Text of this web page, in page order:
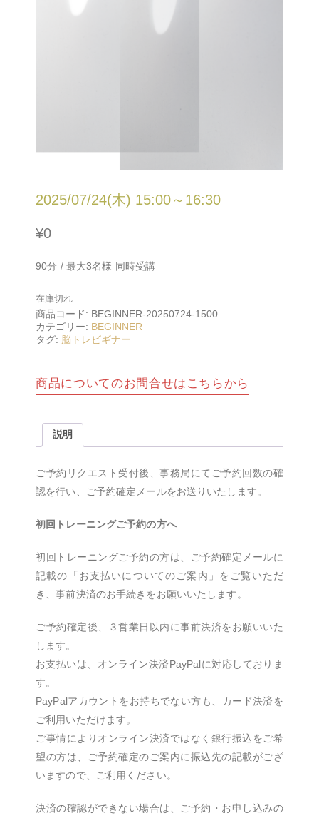
2025/07/24(木) 15:00～16:30
¥0
90分 / 最大3名様 同時受講
在庫切れ
商品コード: BEGINNER-20250724-1500
カテゴリー: BEGINNER
タグ: 脳トレビギナー
商品についてのお問合せはこちらから
説明
ご予約リクエスト受付後、事務局にてご予約回数の確
認を行い、ご予約確定メールをお送りいたします。
初回トレーニングご予約の方へ
初回トレーニングご予約の方は、ご予約確定メールに
記載の「お支払いについてのご案内」をご覧いただ
き、事前決済のお手続きをお願いいたします。
ご予約確定後、３営業日以内に事前決済をお願いいた
します。
お支払いは、オンライン決済PayPalに対応しておりま
す。
PayPalアカウントをお持ちでない方も、カード決済を
ご利用いただけます。
ご事情によりオンライン決済ではなく銀行振込をご希
望の方は、ご予約確定のご案内に振込先の記載がござ
いますので、ご利用ください。
決済の確認ができない場合は、ご予約・お申し込みの